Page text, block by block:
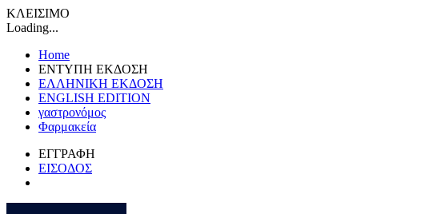
ΚΛΕΙΣΙΜΟ
Loading...
Home
ΕΝΤΥΠΗ ΕΚΔΟΣΗ
ΕΛΛΗΝΙΚΗ ΕΚΔΟΣΗ
ENGLISH EDITION
γαστρονόμος
Φαρμακεία
ΕΓΓΡΑΦΗ
ΕΙΣΟΔΟΣ